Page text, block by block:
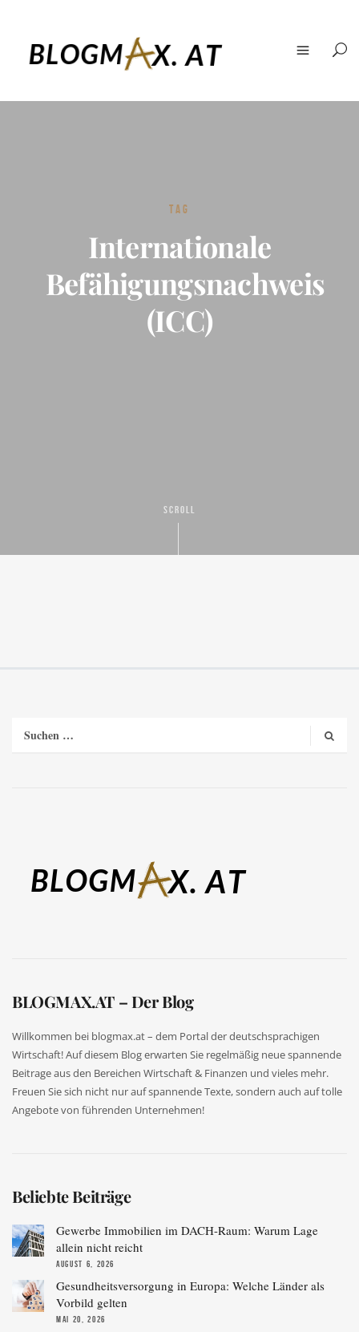
TAG
Internationale
Befähigungsnachweis
(ICC)
SCROLL
BLOGMAX.AT – Der Blog
Willkommen bei blogmax.at – dem Portal der deutschsprachigen
Wirtschaft! Auf diesem Blog erwarten Sie regelmäßig neue spannende
Beitrage aus den Bereichen Wirtschaft & Finanzen und vieles mehr.
Freuen Sie sich nicht nur auf spannende Texte, sondern auch auf tolle
Angebote von führenden Unternehmen!
Beliebte Beiträge
Gewerbe Immobilien im DACH-Raum: Warum Lage
allein nicht reicht
AUGUST 6, 2026
Gesundheitsversorgung in Europa: Welche Länder als
Vorbild gelten
MAI 20, 2026